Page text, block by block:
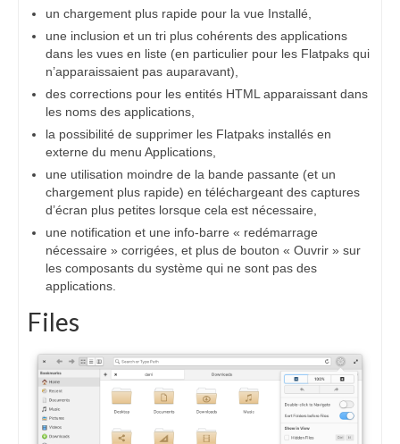
un chargement plus rapide pour la vue Installé,
une inclusion et un tri plus cohérents des applications
dans les vues en liste (en particulier pour les Flatpaks qui
n’apparaissaient pas auparavant),
des corrections pour les entités HTML apparaissant dans
les noms des applications,
la possibilité de supprimer les Flatpaks installés en
externe du menu Applications,
une utilisation moindre de la bande passante (et un
chargement plus rapide) en téléchargeant des captures
d’écran plus petites lorsque cela est nécessaire,
une notification et une info-barre « redémarrage
nécessaire » corrigées, et plus de bouton « Ouvrir » sur
les composants du système qui ne sont pas des
applications.
Files